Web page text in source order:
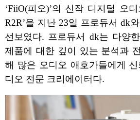
‘FiiO(피오)’의 신작 디지털 오
R2R’을 지난 23일 프로듀서 dk
선보였다. 프로듀서 dk는 다양
제품에 대한 깊이 있는 분석과
해 많은 오디오 애호가들에게
디오 전문 크리에이터다.